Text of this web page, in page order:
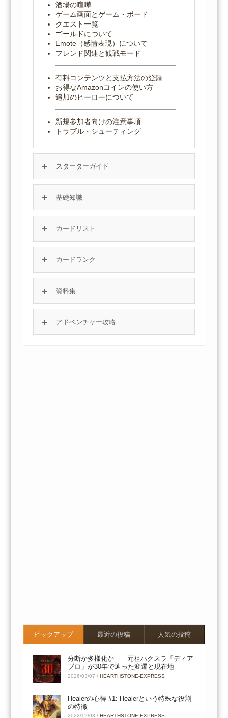
酒場の喧嘩
ゲーム画面とゲーム・ボード
クエスト一覧
ゴールドについて
Emote（感情表現）について
フレンド関連と観戦モード
有料コンテンツと支払方法の登録
お得なAmazonコインの使い方
追加のヒーローについて
新規参加者向けの注意事項
トラブル・シューティング
スターターガイド
基礎知識
カードリスト
カードランク
資料集
アドベンチャー攻略
ピックアップ 最近の投稿 人気の投稿
分断か多様化か――元祖ハクスラ「ディア
ブロ」が30年で辿った変遷と現在地
2026/03/07 /HEARTHSTONE-EXPRESS
Healerの心得 #1: Healerという特殊な役割
の特徴
2022/12/03 /HEARTHSTONE-EXPRESS